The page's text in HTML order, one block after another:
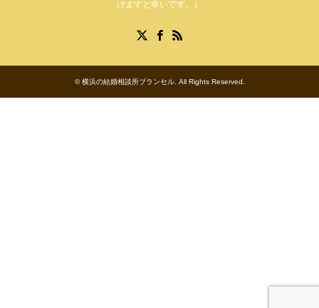
けますと幸いです。）
©横浜の結婚相談所ブランセル. All Rights Reserved.